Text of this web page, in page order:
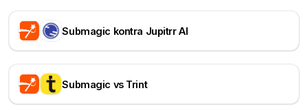
Submagic kontra Jupitrr AI
Submagic vs Trint